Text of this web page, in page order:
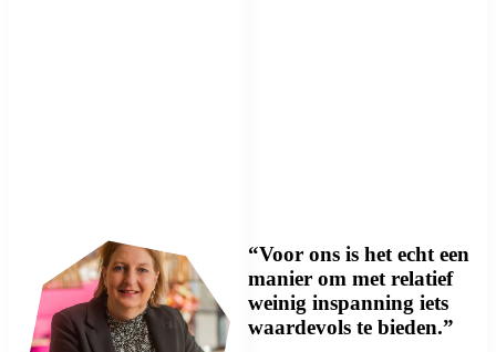
“Voor ons is het echt een
manier om met relatief
weinig inspanning iets
waardevols te bieden.”